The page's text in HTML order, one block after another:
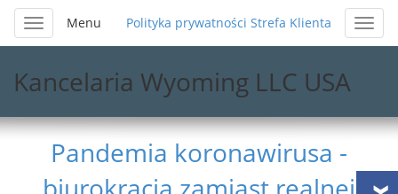
Menu Polityka prywatności Strefa Klienta
Kancelaria Wyoming LLC USA
Pandemia koronawirusa -